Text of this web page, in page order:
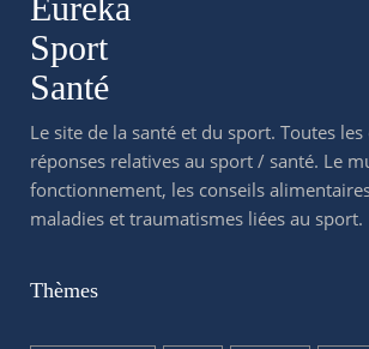
Sport
Santé
Le site de la santé et du sport. Toutes
réponses relatives au sport / santé. Le
fonctionnement, les conseils
maladies et traumatismes liées au sport.
Thèmes